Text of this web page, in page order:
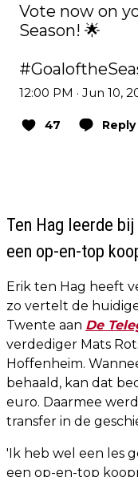
Vote now on
Season! 🌟
12:00 PM · Jun 10,
47 Reply
Ten Hag leerde
een op-en-top
Erik ten Hag heeft
zo vertelt de
Twente aan De
verdediger Mats
Hoffenheim.
behaald, kan dat
euro. Daarmee
transfer in de
'Ik heb wel een les
een op-en-top